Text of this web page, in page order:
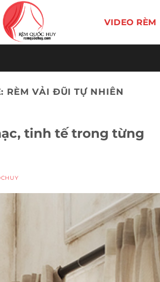
VIDEO RÈM
RÈM VẢI ĐŨI TỰ NHIÊN
tinh tế trong từng